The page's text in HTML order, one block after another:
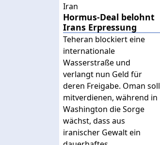
Iran
Hormus-Deal belohnt
Irans Erpressung
Teheran blockiert eine
internationale
Wasserstraße und
verlangt nun Geld für
deren Freigabe. Oman soll
mitverdienen, während in
Washington die Sorge
wächst, dass aus
iranischer Gewalt ein